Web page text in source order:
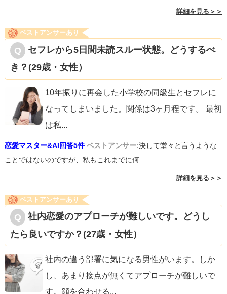
詳細を見る＞＞
ベストアンサーあり
セフレから5日間未読スルー状態。どうするべ
き？(29歳・女性）
10年振りに再会した小学校の同級生とセフレに
なってしまいました。関係は3ヶ月程です。 最初
は私...
恋愛マスター&AI回答5件 ベストアンサー:決して堂々と言うような
ことではないのですが、私もこれまでに何...
詳細を見る＞＞
ベストアンサーあり
社内恋愛のアプローチが難しいです。どうし
たら良いですか？(27歳・女性）
社内の違う部署に気になる男性がいます。しか
し、あまり接点が無くてアプローチが難しいで
す。顔を合わせる...